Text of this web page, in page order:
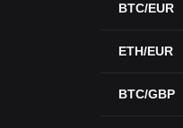
BTC/EUR
ETH/EUR
BTC/GBP